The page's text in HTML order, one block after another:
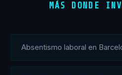
MÁS DONDE
Absentismo laboral en